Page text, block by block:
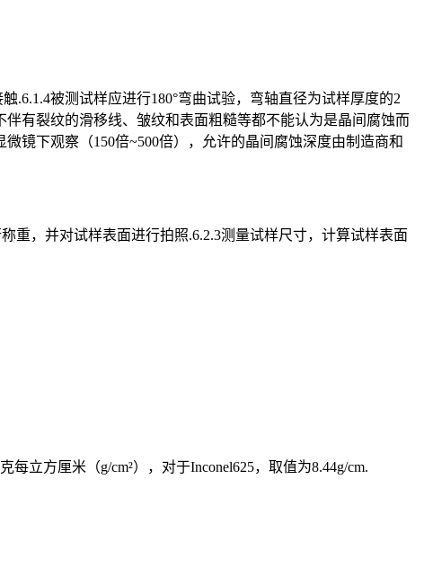
.6.1.4被测试样应进行180°弯曲试验，弯轴直径为试样厚度的2
有裂纹的滑移线、皱纹和表面粗糙等都不能认为是晶间腐蚀而
镜下观察（150倍~500倍），允许的晶间腐蚀深度由制造商和
重，并对试样表面进行拍照.6.2.3测量试样尺寸，计算试样表面
立方厘米（g/cm²），对于Inconel625，取值为8.44g/cm.